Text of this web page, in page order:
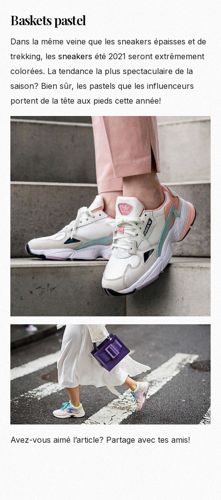
Baskets pastel
Dans la même veine que les sneakers épaisses et de
trekking, lessneakersété 2021 seront extrêmement
colorées. La tendance la plus spectaculaire de la
saison? Bien sûr, les pastels que les influenceurs
portent de la tête aux pieds cette année!
Avez-vous aimé l’article? Partage avec tes amis!